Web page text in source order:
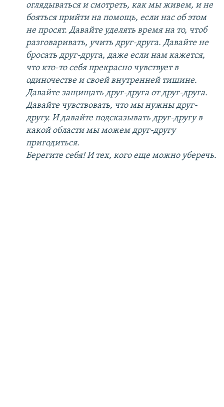
оглядываться и смотреть, как мы живем, и не
бояться прийти на помощь, если нас об этом
не просят. Давайте уделять время на то, чтоб
разговаривать, учить друг-друга. Давайте не
бросать друг-друга, даже если нам кажется,
что кто-то себя прекрасно чувствует в
одиночестве и своей внутренней тишине.
Давайте защищать друг-друга от друг-друга.
Давайте чувствовать, что мы нужны друг-
другу. И давайте подсказывать друг-другу в
какой области мы можем друг-другу
пригодиться.
Берегите себя! И тех, кого еще можно уберечь.